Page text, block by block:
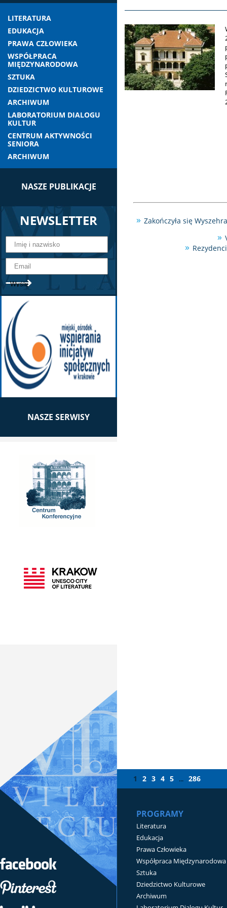
LITERATURA
EDUKACJA
PRAWA CZŁOWIEKA
WSPÓŁPRACA
MIĘDZYNARODOWA
SZTUKA
DZIEDZICTWO KULTUROWE
ARCHIWUM
LABORATORIUM DIALOGU
KULTUR
CENTRUM AKTYWNOŚCI
SENIORA
ARCHIWUM
NASZE PUBLIKACJE
NEWSLETTER
NASZE SERWISY
Zakończyła się
1 2 3 4 5 ... 286
PROGRAMY
Literatura
Edukacja
Prawa Człowieka
Współpraca Międzynarodowa
Sztuka
Dziedzictwo Kulturowe
Archiwum